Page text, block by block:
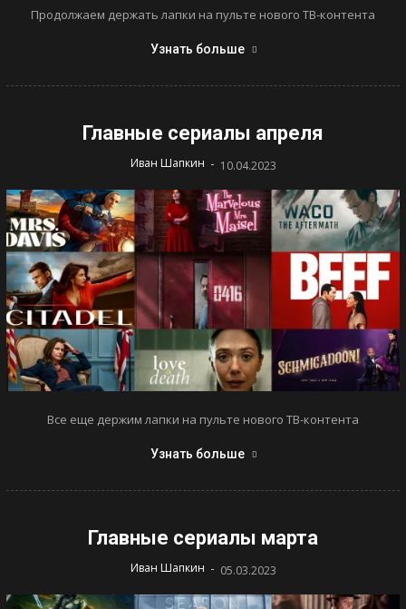
Продолжаем держать лапки на пульте нового ТВ-контента
Узнать больше
Главные сериалы апреля
Иван Шапкин - 10.04.2023
Все еще держим лапки на пульте нового ТВ-контента
Узнать больше
Главные сериалы марта
Иван Шапкин - 05.03.2023